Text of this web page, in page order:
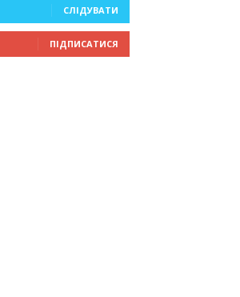
СЛІДУВАТИ
ПІДПИСАТИСЯ